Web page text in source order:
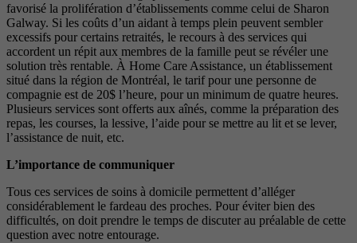
favorisé la prolifération d’établissements comme celui de Sharon
Galway. Si les coûts d’un aidant à temps plein peuvent sembler
excessifs pour certains retraités, le recours à des services qui
accordent un répit aux membres de la famille peut se révéler une
solution très rentable. À Home Care Assistance, un établissement
situé dans la région de Montréal, le tarif pour une personne de
compagnie est de 20$ l’heure, pour un minimum de quatre heures.
Plusieurs services sont offerts aux aînés, comme la préparation des
repas, les courses, la lessive, l’aide pour se mettre au lit et se lever,
l’assistance de nuit, etc.
L’importance de communiquer
Tous ces services de soins à domicile permettent d’alléger
considérablement le fardeau des proches. Pour éviter bien des
difficultés, on doit prendre le temps de discuter au préalable de cette
question avec notre entourage.